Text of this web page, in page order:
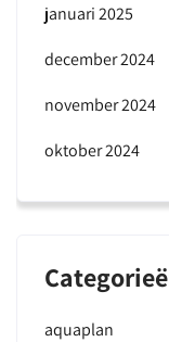
januari 2025
december 2024
november 2024
oktober 2024
aquaplan